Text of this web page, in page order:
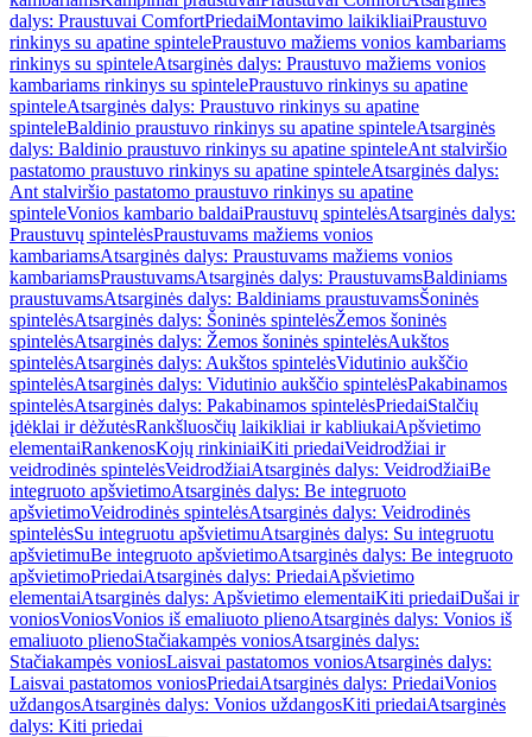
dalys: Praustuvai ComfortPriedaiMontavimo laikikliaiPraustuvo
rinkinys su apatine spintelePraustuvo mažiems vonios kambariams
rinkinys su spinteleAtsarginės dalys: Praustuvo mažiems vonios
kambariams rinkinys su spintelePraustuvo rinkinys su apatine
spinteleAtsarginės dalys: Praustuvo rinkinys su apatine
spinteleBaldinio praustuvo rinkinys su apatine spinteleAtsarginės
dalys: Baldinio praustuvo rinkinys su apatine spinteleAnt stalviršio
pastatomo praustuvo rinkinys su apatine spinteleAtsarginės dalys:
Ant stalviršio pastatomo praustuvo rinkinys su apatine
spinteleVonios kambario baldaiPraustuvų spintelėsAtsarginės dalys:
Praustuvų spintelėsPraustuvams mažiems vonios
kambariamsAtsarginės dalys: Praustuvams mažiems vonios
kambariamsPraustuvamsAtsarginės dalys: PraustuvamsBaldiniams
praustuvamsAtsarginės dalys: Baldiniams praustuvamsŠoninės
spintelėsAtsarginės dalys: Šoninės spintelėsŽemos šoninės
spintelėsAtsarginės dalys: Žemos šoninės spintelėsAukštos
spintelėsAtsarginės dalys: Aukštos spintelėsVidutinio aukščio
spintelėsAtsarginės dalys: Vidutinio aukščio spintelėsPakabinamos
spintelėsAtsarginės dalys: Pakabinamos spintelėsPriedaiStalčių
įdėklai ir dėžutėsRankšluosčių laikikliai ir kabliukaiApšvietimo
elementaiRankenosKojų rinkiniaiKiti priedaiVeidrodžiai ir
veidrodinės spintelėsVeidrodžiaiAtsarginės dalys: VeidrodžiaiBe
integruoto apšvietimoAtsarginės dalys: Be integruoto
apšvietimoVeidrodinės spintelėsAtsarginės dalys: Veidrodinės
spintelėsSu integruotu apšvietimuAtsarginės dalys: Su integruotu
apšvietimuBe integruoto apšvietimoAtsarginės dalys: Be integruoto
apšvietimoPriedaiAtsarginės dalys: PriedaiApšvietimo
elementaiAtsarginės dalys: Apšvietimo elementaiKiti priedaiDušai ir
voniosVoniosVonios iš emaliuoto plienoAtsarginės dalys: Vonios iš
emaliuoto plienoStačiakampės voniosAtsarginės dalys:
Stačiakampės voniosLaisvai pastatomos voniosAtsarginės dalys:
Laisvai pastatomos voniosPriedaiAtsarginės dalys: PriedaiVonios
uždangosAtsarginės dalys: Vonios uždangosKiti priedaiAtsarginės
dalys: Kiti priedai